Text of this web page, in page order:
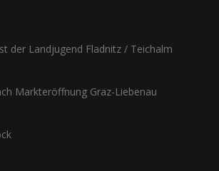
der Landjugend Fladnitz / Teichalm
Markteröffnung Graz-Liebenau